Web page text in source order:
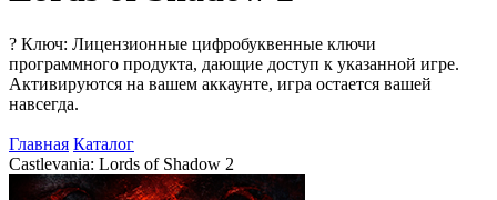
? Ключ: Лицензионные цифробуквенные ключи
программного продукта, дающие доступ к указанной игре.
Активируются на вашем аккаунте, игра остается вашей
навсегда.
Главная Каталог
Castlevania: Lords of Shadow 2